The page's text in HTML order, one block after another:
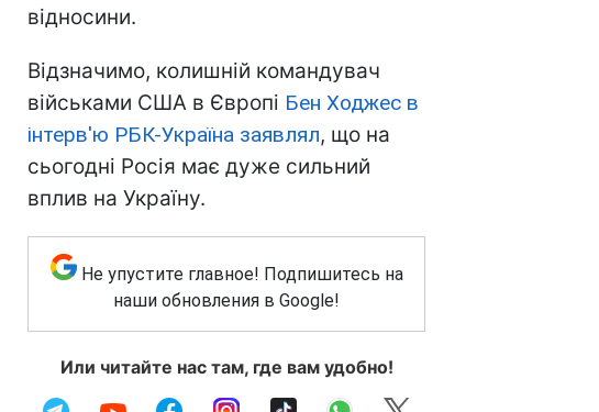
відносини.
Відзначимо, колишній командувач
військами США в Європі Бен Ходжес в
інтерв'ю РБК-Україна заявлял, що на
сьогодні Росія має дуже сильний
вплив на Україну.
Не упустите главное! Подпишитесь на
наши обновления в Google!
Или читайте нас там, где вам удобно!